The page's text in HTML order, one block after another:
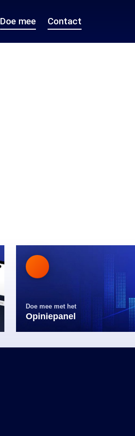
Doe mee Contact
Doe mee met het
Opiniepanel